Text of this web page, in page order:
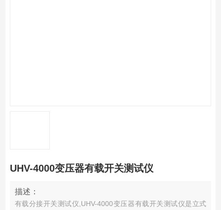
UHV-4000变压器有载开关测试仪
描述：
有载分接开关测试仪,UHV-4000变压器有载开关测试仪是立式